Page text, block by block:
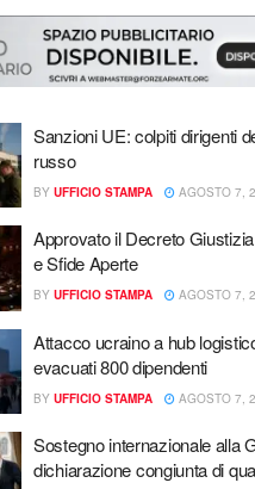
Sanzioni UE: colpiti dirigenti
russo
BY UFFICIO STAMPA AGOSTO 7,
Approvato il Decreto
e Sfide Aperte
BY UFFICIO STAMPA AGOSTO 7,
Attacco ucraino a hub
evacuati 800 dipendenti
BY UFFICIO STAMPA AGOSTO 7,
Sostegno internazionale alla
dichiarazione congiunta di